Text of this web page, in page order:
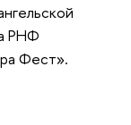
РНФ
Фест».